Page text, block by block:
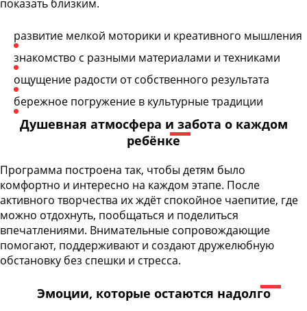
показать близким.
развитие мелкой моторики и креативного мышления
знакомство с разными материалами и техниками
ощущение радости от собственного результата
бережное погружение в культурные традиции
Душевная атмосфера и забота о каждом
ребёнке
Программа построена так, чтобы детям было
комфортно и интересно на каждом этапе. После
активного творчества их ждёт спокойное чаепитие, где
можно отдохнуть, пообщаться и поделиться
впечатлениями. Внимательные сопровождающие
помогают, поддерживают и создают дружелюбную
обстановку без спешки и стресса.
Эмоции, которые остаются надолго